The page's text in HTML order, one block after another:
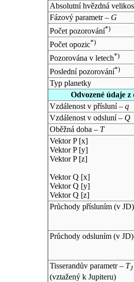
Absolutní hvězdná
Fázový parametr – G
Počet pozorování*)
Počet opozic*)
Pozorována v letech*)
Poslední pozorování*)
Typ planetky
Odvozené údaje
Vzdálenost v přísluní – q
Vzdálenost v odsluní – Q
Oběžná doba – T
Vektor P [x]
Vektor P [y]
Vektor P [z]
Vektor Q [x]
Vektor Q [y]
Vektor Q [z]
Průchody přísluním (v JD)
Průchody odsluním (v JD)
Tisserandův parametr – TJ
(vztažený k Jupiteru)